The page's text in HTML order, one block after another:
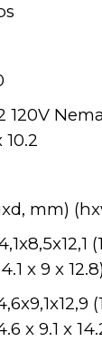
120V
10.2
mm)
x 9 x 12.8)
x 9.1 x